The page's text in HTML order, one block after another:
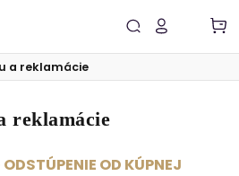
a reklamácie
reklamácie
OD KÚPNEJ